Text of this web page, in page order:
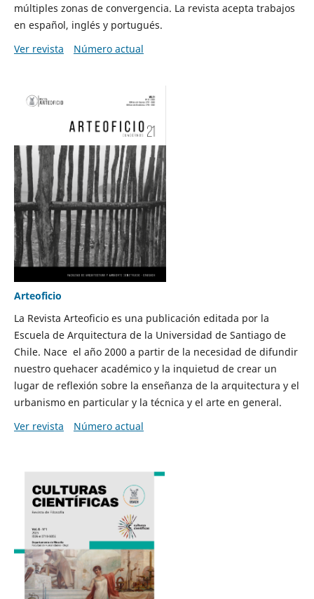
múltiples zonas de convergencia. La revista acepta trabajos
en español, inglés y portugués.
Ver revista
Número actual
Arteoficio
La Revista Arteoficio es una publicación editada por la
Escuela de Arquitectura de la Universidad de Santiago de
Chile. Nace el año 2000 a partir de la necesidad de difundir
nuestro quehacer académico y la inquietud de crear un
lugar de reflexión sobre la enseñanza de la arquitectura y el
urbanismo en particular y la técnica y el arte en general.
Ver revista
Número actual